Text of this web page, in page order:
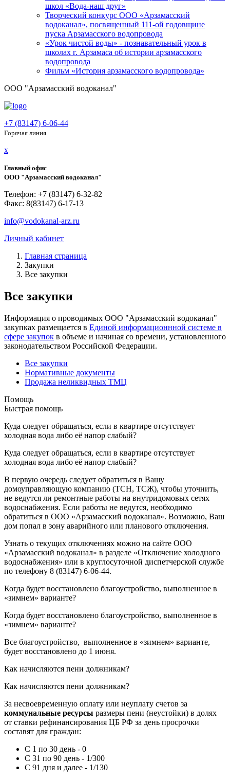
школ «Вода-наш друг»
Творческий конкурс ООО «Арзамасский
водоканал», посвященный 111-ой годовщине
пуска Арзамасского водопровода
«Урок чистой воды» - познавательный урок в
школах г. Арзамаса об истории арзамасского
водопровода
Фильм «История арзамасского водопровода»
ООО "Арзамасский водоканал"
+7 (83147) 6-06-44
Горячая линия
x
Главный офис
ООО "Арзамасский водоканал"
Телефон: +7 (83147) 6-32-82
Факс: 8(83147) 6-17-13
info@vodokanal-arz.ru
Личный кабинет
Главная страница
Закупки
Все закупки
Все закупки
Информация о проводимых ООО "Арзамасский водоканал"
закупках размещается в Единой информационнной системе в
сфере закупок в объеме и начиная со времени, установленного
законодательством Российской Федерации.
Все закупки
Нормативные документы
Продажа неликвидных ТМЦ
Помощь
Быстрая помощь
Куда следует обращаться, если в квартире отсутствует
холодная вода либо её напор слабый?
Куда следует обращаться, если в квартире отсутствует
холодная вода либо её напор слабый?
В первую очередь следует обратиться в Вашу
домоуправляющую компанию (ТСН, ТСЖ), чтобы уточнить,
не ведутся ли ремонтные работы на внутридомовых сетях
водоснабжения. Если работы не ведутся, необходимо
обратиться в ООО «Арзамасский водоканал». Возможно, Ваш
дом попал в зону аварийного или планового отключения.
Узнать о текущих отключениях можно на сайте ООО
«Арзамасский водоканал» в разделе «Отключение холодного
водоснабжения» или в круглосуточной диспетчерской службе
по телефону 8 (83147) 6-06-44.
Когда будет восстановлено благоустройство, выполненное в
«зимнем» варианте?
Когда будет восстановлено благоустройство, выполненное в
«зимнем» варианте?
Все благоустройство, выполненное в «зимнем» варианте,
будет восстановлено до 1 июня.
Как начисляются пени должникам?
Как начисляются пени должникам?
За несвоевременную оплату или неуплату счетов за
коммунальные ресурсы размеры пени (неустойки) в долях
от ставки рефинансирования ЦБ РФ за день просрочки
составят для граждан:
С 1 по 30 день - 0
С 31 по 90 день - 1/300
С 91 дня и далее - 1/130